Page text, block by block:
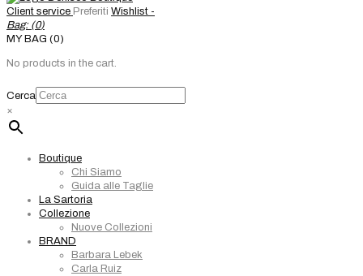
Client service Preferiti Wishlist -
Bag: (0)
MY BAG (0)
No products in the cart.
Cerca
×
Boutique
Chi Siamo
Guida alle Taglie
La Sartoria
Collezione
Nuove Collezioni
BRAND
Barbara Lebek
Carla Ruiz